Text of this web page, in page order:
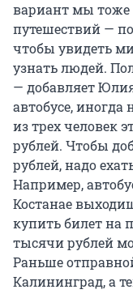
вариант мы тоже
путешествий —
чтобы увидеть
узнать людей.
— добавляет
автобусе, иногда
из трех человек
рублей. Чтобы
рублей, надо
Например,
Костанае
купить билет на
тысячи рублей
Раньше
Калининград, а